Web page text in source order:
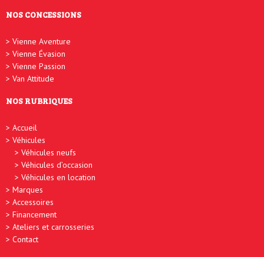
NOS CONCESSIONS
Vienne Aventure
Vienne Évasion
Vienne Passion
Van Attitude
NOS RUBRIQUES
Accueil
Véhicules
Véhicules neufs
Véhicules d’occasion
Véhicules en location
Marques
Accessoires
Financement
Ateliers et carrosseries
Contact